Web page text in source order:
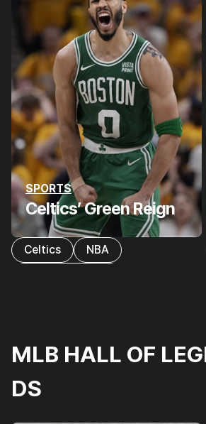
SPORTS
Celtics’ Green Reign
Celtics
NBA
MLB HALL OF
DS